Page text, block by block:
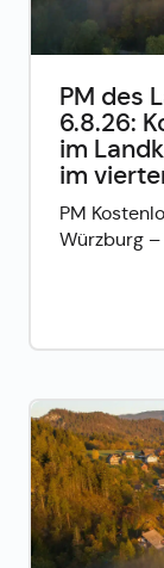
PM des
6.8.26:
im
im
PM
Würzburg